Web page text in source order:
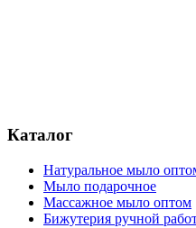
Каталог
Натуральное мыло
Мыло подарочное
Массажное мыло оптом
Бижутерия ручной